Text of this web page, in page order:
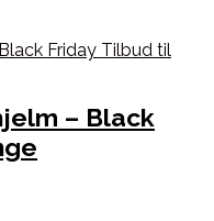
– Black